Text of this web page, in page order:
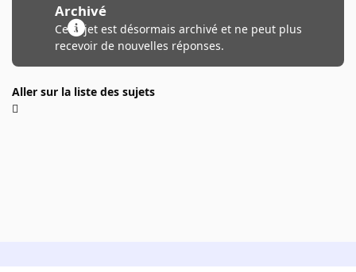
Archivé
Ce sujet est désormais archivé et ne peut plus
recevoir de nouvelles réponses.
Aller sur la liste des sujets